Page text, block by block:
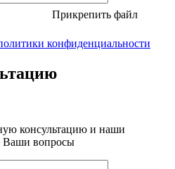
Прикрепить файл
конфиденциальности
консультацию и наши
Ваши вопросы